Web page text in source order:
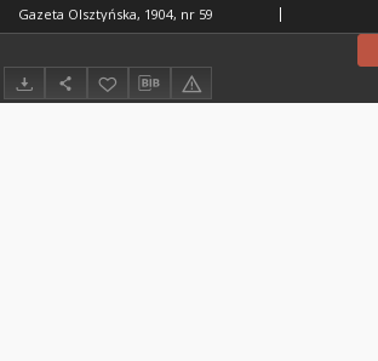
Gazeta Olsztyńska, 1904, nr 59